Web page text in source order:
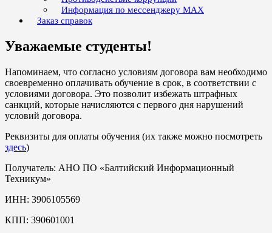
Информация по мессенджеру MAX
Заказ справок
Уважаемые студенты!
Напоминаем, что согласно условиям договора вам необходимо
своевременно оплачивать обучение в cрок, в соответствии с
условиями договора. Это позволит избежать штрафных
санкций, которые начисляются с первого дня нарушений
условий договора.
Реквизиты для оплаты обучения (их также можно посмотреть
здесь)
Получатель: АНО ПО «Балтийский Информационный
Техникум»
ИНН: 3906105569
КПП: 390601001